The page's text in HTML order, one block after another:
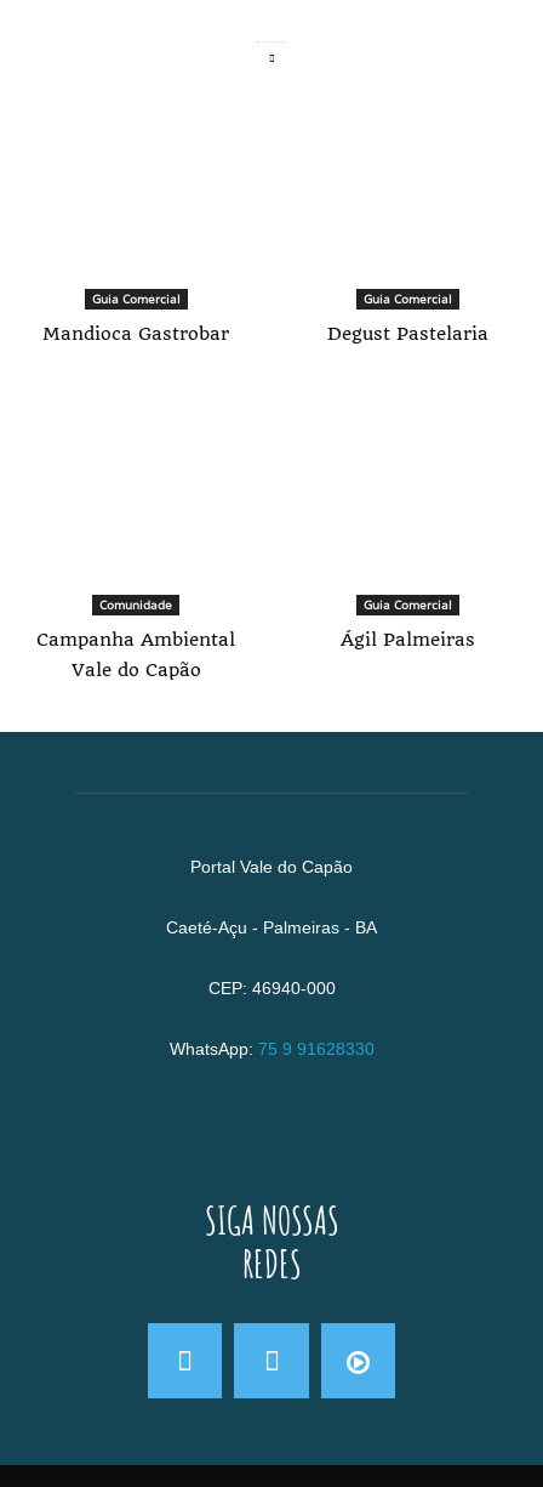
Guia Comercial
Mandioca Gastrobar
Guia Comercial
Degust Pastelaria
Comunidade
Campanha Ambiental
Vale do Capão
Guia Comercial
Ágil Palmeiras
Portal Vale do Capão
Caeté-Açu - Palmeiras - BA
CEP: 46940-000
WhatsApp: 75 9 91628330
SIGA NOSSAS
REDES